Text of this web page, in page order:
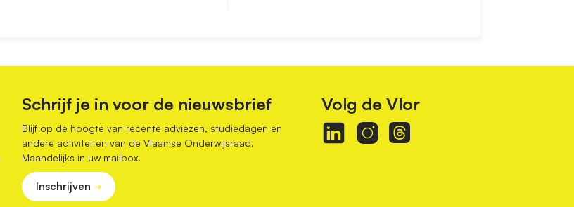
Schrijf je in voor de nieuwsbrief
Blijf op de hoogte van recente adviezen, studiedagen en
andere activiteiten van de Vlaamse Onderwijsraad.
Maandelijks in uw mailbox.
Inschrijven
Volg de Vlor